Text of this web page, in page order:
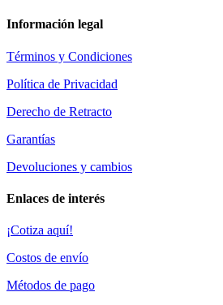
Información legal
Términos y Condiciones
Política de Privacidad
Derecho de Retracto
Garantías
Devoluciones y cambios
Enlaces de interés
¡Cotiza aquí!
Costos de envío
Métodos de pago